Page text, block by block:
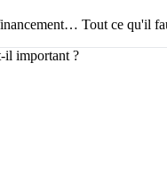
Tout ce qu'il
il important ?